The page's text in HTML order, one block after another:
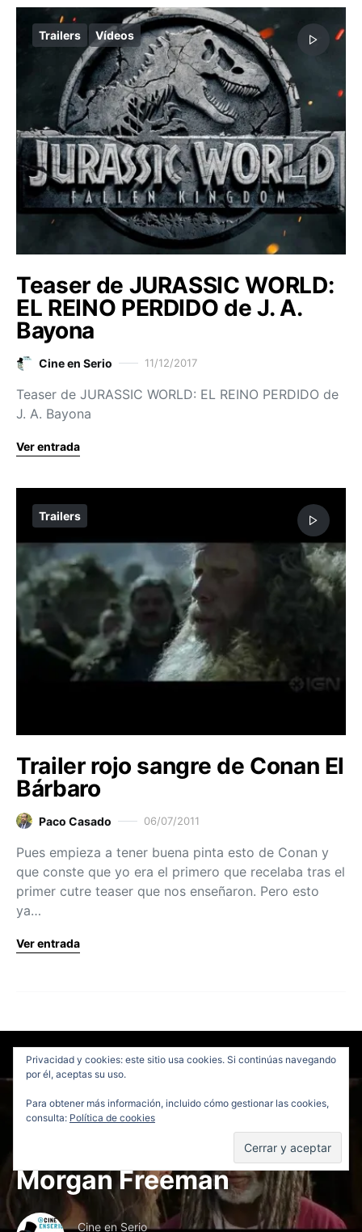
Trailers Vídeos
Teaser de JURASSIC WORLD:
EL REINO PERDIDO de J. A.
Bayona
Cine en Serio 11/12/2017
Teaser de JURASSIC WORLD: EL REINO PERDIDO de
J. A. Bayona
Ver entrada
Trailers
Trailer rojo sangre de Conan El
Bárbaro
Paco Casado 06/07/2011
Pues empieza a tener buena pinta esto de Conan y
que conste que yo era el primero que recelaba tras el
primer cutre teaser que nos enseñaron. Pero esto
ya…
Ver entrada
Trailers
Primer trailer de BEN-HUR
de Timur Bekmambetov
con Jack Huston y
Morgan Freeman
Cine en Serio
Privacidad y cookies: este sitio usa cookies. Si continúas navegando
por él, aceptas su uso.
Para obtener más información, incluido cómo gestionar las cookies,
consulta: Política de cookies